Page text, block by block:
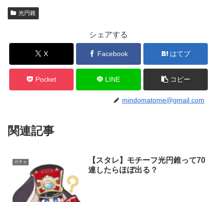
光円錐
シェアする
X Facebook はてブ
Pocket LINE コピー
mindomatome@gmail.com
関連記事
ガチャ
【スタレ】モチーフ光円錐って70
連したらほぼ出る？